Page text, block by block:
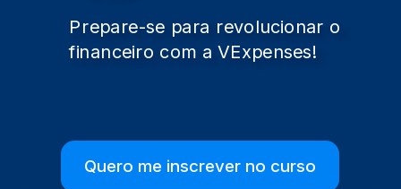
Quero me inscrever no curso
Prepare-se para revolucionar o
financeiro com a VExpenses!